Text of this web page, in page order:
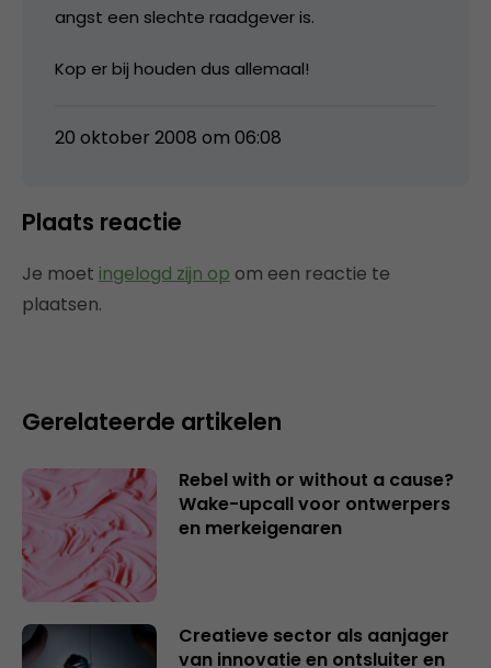
angst een slechte raadgever is.
Kop er bij houden dus allemaal!
20 oktober 2008 om 06:08
Plaats reactie
Je moet ingelogd zijn op om een reactie te
plaatsen.
Gerelateerde artikelen
Rebel with or without a cause?
Wake-upcall voor ontwerpers
en merkeigenaren
Creatieve sector als aanjager
van innovatie en ontsluiter en